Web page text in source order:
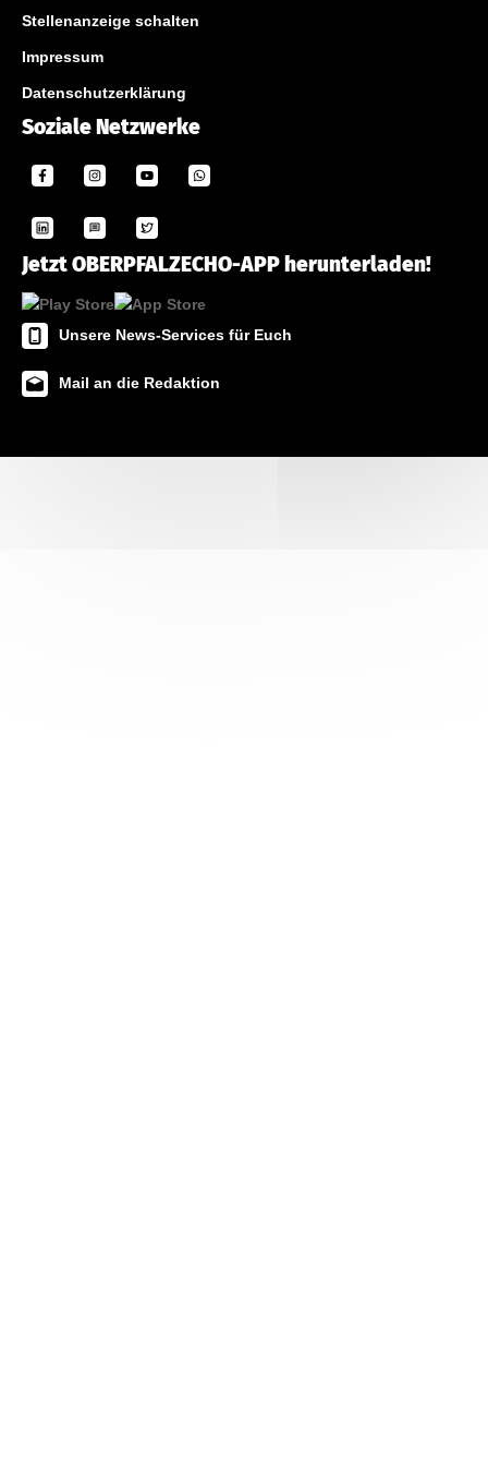
Stellenanzeige schalten
Impressum
Datenschutzerklärung
Soziale Netzwerke
Jetzt OBERPFALZECHO-APP herunterladen!
Unsere News-Services für Euch
Mail an die Redaktion